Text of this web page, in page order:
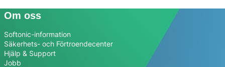
Om oss
Softonic-information
Säkerhets- och Förtroendecenter
Hjälp & Support
Jobb